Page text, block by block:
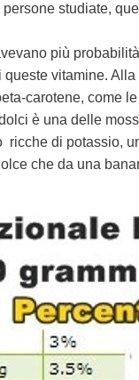
studiate,
più
vitamine.
carotene, come
è una delle
di potassio,
che da una